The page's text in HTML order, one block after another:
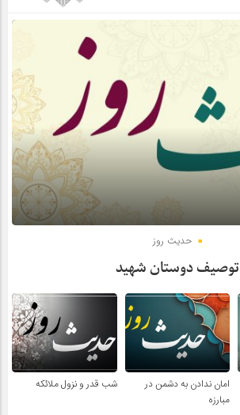
حدیث روز
توصیف دوستان شهید
امان ندادن به دشمن در
مبارزه
شب قدر و نزول ملائکه